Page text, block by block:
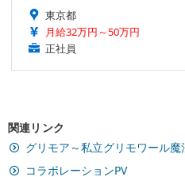
東京都
月給32万円～50万円
正社員
関連リンク
グリモア～私立グリモワール魔
コラボレーションPV